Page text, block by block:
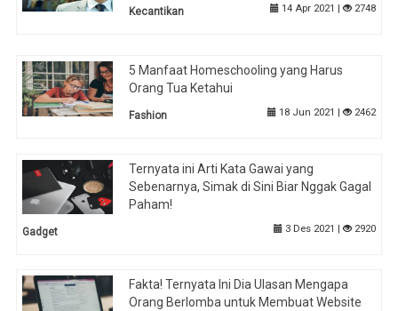
Kecantikan 14 Apr 2021 | 2748
5 Manfaat Homeschooling yang Harus
Orang Tua Ketahui
Fashion 18 Jun 2021 | 2462
Ternyata ini Arti Kata Gawai yang
Sebenarnya, Simak di Sini Biar Nggak Gagal
Paham!
Gadget 3 Des 2021 | 2920
Fakta! Ternyata Ini Dia Ulasan Mengapa
Orang Berlomba untuk Membuat Website